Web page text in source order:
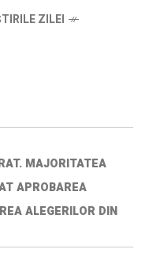
ZILEI
MAJORITATEA
APROBAREA
ALEGERILOR DIN